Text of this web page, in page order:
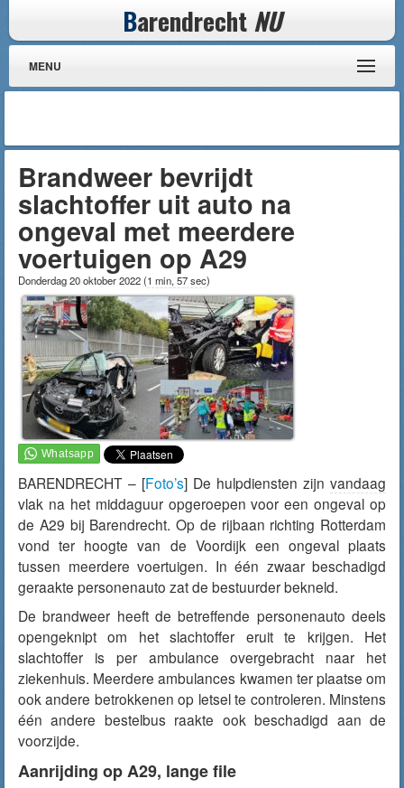
Barendrecht NU
MENU
Brandweer bevrijdt
slachtoffer uit auto na
ongeval met meerdere
voertuigen op A29
Donderdag 20 oktober 2022(1 min, 57 sec)
BARENDRECHT – [Foto’s] De hulpdiensten zijn vandaag
vlak na het middaguur opgeroepen voor een ongeval op
de A29 bij Barendrecht. Op de rijbaan richting Rotterdam
vond ter hoogte van de Voordijk een ongeval plaats
tussen meerdere voertuigen. In één zwaar beschadigd
geraakte personenauto zat de bestuurder bekneld.
De brandweer heeft de betreffende personenauto deels
opengeknipt om het slachtoffer eruit te krijgen. Het
slachtoffer is per ambulance overgebracht naar het
ziekenhuis. Meerdere ambulances kwamen ter plaatse om
ook andere betrokkenen op letsel te controleren. Minstens
één andere bestelbus raakte ook beschadigd aan de
voorzijde.
Aanrijding op A29, lange file